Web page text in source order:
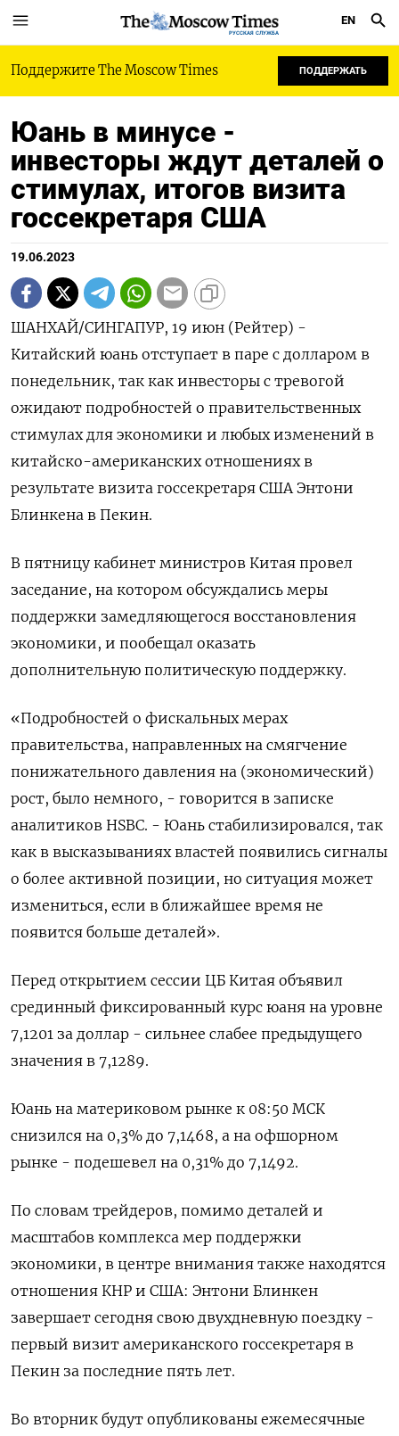
РУССКАЯ СЛУЖБА
EN
Поддержите The Moscow Times ПОДДЕРЖАТЬ
Юань в минусе -
инвесторы ждут деталей о
стимулах, итогов визита
госсекретаря США
19.06.2023
ШАНХАЙ/СИНГАПУР, 19 июн (Рейтер) -
Китайский юань отступает в паре с долларом в
понедельник, так как инвесторы с тревогой
ожидают подробностей о правительственных
стимулах для экономики и любых изменений в
китайско-американских отношениях в
результате визита госсекретаря США Энтони
Блинкена в Пекин.
В пятницу кабинет министров Китая провел
заседание, на котором обсуждались меры
поддержки замедляющегося восстановления
экономики, и пообещал оказать
дополнительную политическую поддержку.
«Подробностей о фискальных мерах
правительства, направленных на смягчение
понижательного давления на (экономический)
рост, было немного, - говорится в записке
аналитиков HSBC. - Юань стабилизировался, так
как в высказываниях властей появились сигналы
о более активной позиции, но ситуация может
измениться, если в ближайшее время не
появится больше деталей».
Перед открытием сессии ЦБ Китая объявил
срединный фиксированный курс юаня на уровне
7,1201 за доллар - сильнее слабее предыдущего
значения в 7,1289.
Юань на материковом рынке к 08:50 МСК
снизился на 0,3% до 7,1468​, а на офшорном
рынке - подешевел на 0,31% до 7,1492.
По словам трейдеров, помимо деталей и
масштабов комплекса мер поддержки
экономики, в центре внимания также находятся
отношения КНР и США: Энтони Блинкен
завершает сегодня свою двухдневную поездку -
первый визит американского госсекретаря в
Пекин за последние пять лет.
Во вторник будут опубликованы ежемесячные